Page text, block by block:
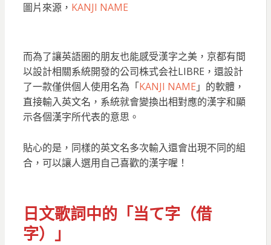
圖片來源， KANJI NAME
而為了讓英語圈的朋友也能感受漢字之美，京都有間
以設計相關系統開發的公司株式会社LIBRE，還設計
了一款僅供個人使用名為「KANJI NAME 」的軟體，
直接輸入英文名，系統就會變換出相對應的漢字和顯
示各個漢字所代表的意思。
貼心的是，同樣的英文名多次輸入還會出現不同的組
合，可以讓人選用自己喜歡的漢字喔！
日文歌詞中的「当て字（借
字）」